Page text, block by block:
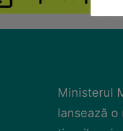
Ministerul
lansează